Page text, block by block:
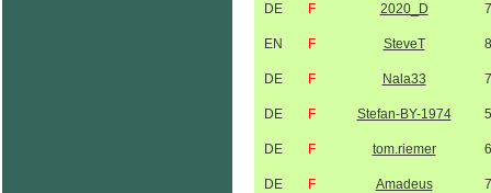
DE F 2020_D
EN F SteveT
DE F Nala33
DE F Stefan-BY-1974
DE F tom.riemer
DE F Amadeus